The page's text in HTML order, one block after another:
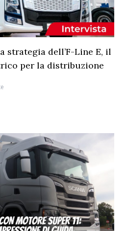
strategia dell’F-Line E, il
per la distribuzione